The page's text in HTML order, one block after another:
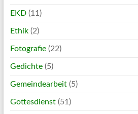
EKD(11)
Ethik(2)
Fotografie(22)
Gedichte(5)
Gemeindearbeit(5)
Gottesdienst(51)